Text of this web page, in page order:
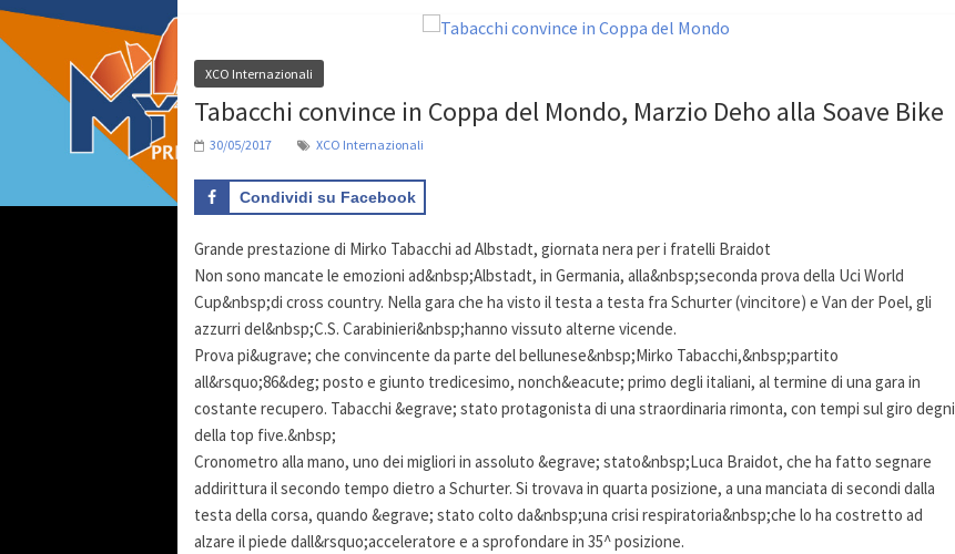
XCO Internazionali
Tabacchi convince in Coppa del Mondo, Marzio Deho alla Soave Bike
30/05/2017 XCO Internazionali
Condividi su Facebook
Grande prestazione di Mirko Tabacchi ad Albstadt, giornata nera per i fratelli Braidot
Non sono mancate le emozioni ad&nbsp;Albstadt, in Germania, alla&nbsp;seconda prova della Uci World
Cup&nbsp;di cross country. Nella gara che ha visto il testa a testa fra Schurter (vincitore) e Van der Poel, gli
azzurri del&nbsp;C.S. Carabinieri&nbsp;hanno vissuto alterne vicende.
Prova pi&ugrave; che convincente da parte del bellunese&nbsp;Mirko Tabacchi,&nbsp;partito
all&rsquo;86&deg; posto e giunto tredicesimo, nonch&eacute; primo degli italiani, al termine di una gara in
costante recupero. Tabacchi &egrave; stato protagonista di una straordinaria rimonta, con tempi sul giro degni
della top five.&nbsp;
Cronometro alla mano, uno dei migliori in assoluto &egrave; stato&nbsp;Luca Braidot, che ha fatto segnare
addirittura il secondo tempo dietro a Schurter. Si trovava in quarta posizione, a una manciata di secondi dalla
testa della corsa, quando &egrave; stato colto da&nbsp;una crisi respiratoria&nbsp;che lo ha costretto ad
alzare il piede dall&rsquo;acceleratore e a sprofondare in 35^ posizione.